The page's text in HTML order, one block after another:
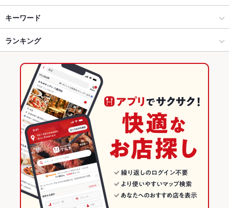
海鮮
福島市 × 居酒屋
福島市 × 和風
福島市 × 海鮮
福島駅 × 居酒屋
福島駅 × 和風
福島駅 × 海鮮
福島駅 × 居酒屋
福島駅 × 和風
福島駅 × 海鮮
福島 × 居酒屋
福島 × 和風
福島 × 海鮮
東福島駅
福島駅
福島学院前駅
キーワード
からあげ ウニ料理
フライドポテト 海鮮丼 天ぷら
デザート
ランキング
福島のグルメランキング
福島の居酒屋ランキング
福島市のグルメランキング
福島市の居酒屋ランキング
福島駅のグルメランキング
福島駅の居酒屋ランキング